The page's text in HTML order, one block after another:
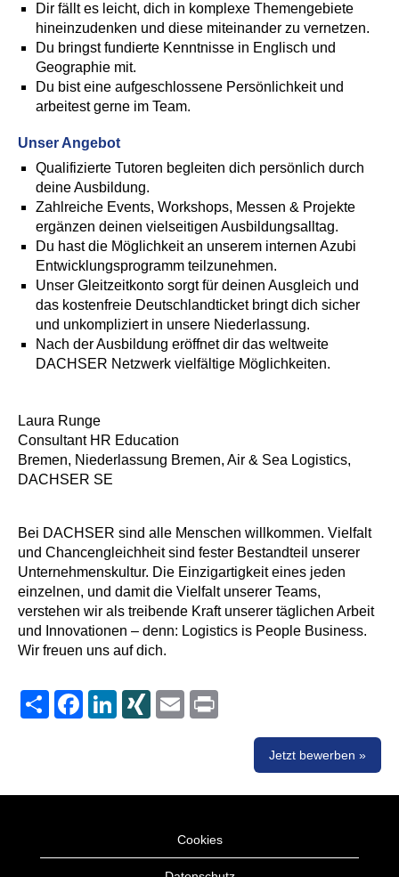
Dir fällt es leicht, dich in komplexe Themengebiete
hineinzudenken und diese miteinander zu vernetzen.
Du bringst fundierte Kenntnisse in Englisch und
Geographie mit.
Du bist eine aufgeschlossene Persönlichkeit und
arbeitest gerne im Team.
Unser Angebot
Qualifizierte Tutoren begleiten dich persönlich durch
deine Ausbildung.
Zahlreiche Events, Workshops, Messen & Projekte
ergänzen deinen vielseitigen Ausbildungsalltag.
Du hast die Möglichkeit an unserem internen Azubi
Entwicklungsprogramm teilzunehmen.
Unser Gleitzeitkonto sorgt für deinen Ausgleich und
das kostenfreie Deutschlandticket bringt dich sicher
und unkompliziert in unsere Niederlassung.
Nach der Ausbildung eröffnet dir das weltweite
DACHSER Netzwerk vielfältige Möglichkeiten.
Laura Runge
Consultant HR Education
Bremen, Niederlassung Bremen, Air & Sea Logistics,
DACHSER SE
Bei DACHSER sind alle Menschen willkommen. Vielfalt
und Chancengleichheit sind fester Bestandteil unserer
Unternehmenskultur. Die Einzigartigkeit eines jeden
einzelnen, und damit die Vielfalt unserer Teams,
verstehen wir als treibende Kraft unserer täglichen Arbeit
und Innovationen – denn: Logistics is People Business.
Wir freuen uns auf dich.
Share FacebookLinkedInXING Email
Jetzt bewerben »
Cookies